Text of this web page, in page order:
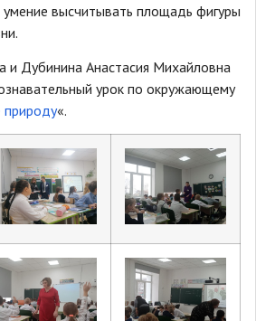
умение высчитывать площадь фигуры
и Дубинина Анастасия Михайловна
урок по окружающему
природу«.